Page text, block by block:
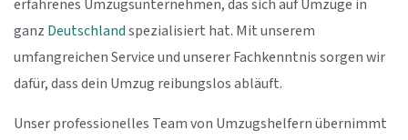
erfahrenes Umzugsunternehmen, das sich auf Umzüge in
ganz Deutschlandspezialisiert hat. Mit unserem
umfangreichen Service und unserer Fachkenntnis sorgen wir
dafür, dass dein Umzug reibungslos abläuft.
Unser professionelles Team von Umzugshelfern übernimmt